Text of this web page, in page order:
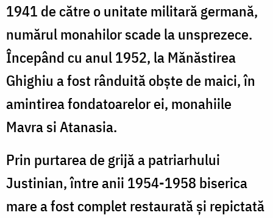
1941 de către o unitate militară germană,
numărul monahilor scade la unsprezece.
Începând cu anul 1952, la Mănăstirea
Ghighiu a fost rânduită obşte de maici, în
amintirea fondatoarelor ei, monahiile
Mavra si Atanasia.
Prin purtarea de grijă a patriarhului
Justinian, între anii 1954-1958 biserica
mare a fost complet restaurată şi repictată